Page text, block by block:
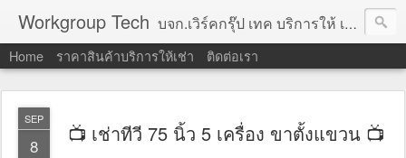
Workgroup Tech บจก.เวิร์คกรุ๊ป เทค บริการให้ เช่าคอมพิวเตอร์ โน้ตบุ๊ค โปรเจคเตอร์ ทีวีจอแบน จอทัชสกรีน ตู้คีออส วีดีโอวอล และอุปกรณ์อื่น ๆ บริการให้เช่าเป็น รายวัน
Home ราคาสินค้าบริการให้เช่า ติดต่อเรา
SEP
8 📺 เช่าทีวี 75 นิ้ว 5 เครื่อง ขาตั้งแขวน 📺